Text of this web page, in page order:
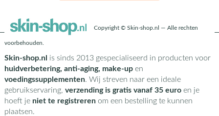
Copyright © Skin-shop.nl — Alle rechten
voorbehouden.
Skin-shop.nl is sinds 2013 gespecialiseerd in producten voor
huidverbetering, anti-aging, make-upen
voedingssupplementen. Wij streven naar een ideale
gebruikservaring, verzending is gratis vanaf 35 euroen je
hoeft je niet te registrerenom een bestelling te kunnen
plaatsen.